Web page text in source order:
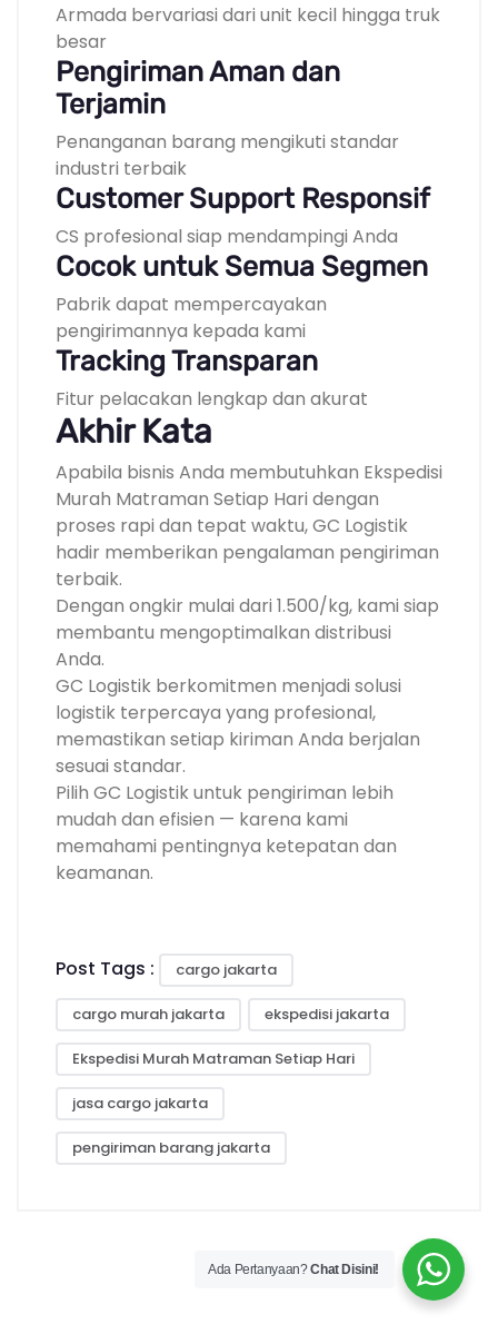
Armada bervariasi dari unit kecil hingga truk
besar
Pengiriman Aman dan
Terjamin
Penanganan barang mengikuti standar
industri terbaik
Customer Support Responsif
CS profesional siap mendampingi Anda
Cocok untuk Semua Segmen
Pabrik dapat mempercayakan
pengirimannya kepada kami
Tracking Transparan
Fitur pelacakan lengkap dan akurat
Akhir Kata
Apabila bisnis Anda membutuhkan Ekspedisi
Murah Matraman Setiap Hari dengan
proses rapi dan tepat waktu, GC Logistik
hadir memberikan pengalaman pengiriman
terbaik.
Dengan ongkir mulai dari 1.500/kg, kami siap
membantu mengoptimalkan distribusi
Anda.
GC Logistik berkomitmen menjadi solusi
logistik terpercaya yang profesional,
memastikan setiap kiriman Anda berjalan
sesuai standar.
Pilih GC Logistik untuk pengiriman lebih
mudah dan efisien — karena kami
memahami pentingnya ketepatan dan
keamanan.
Post Tags : cargo jakarta
cargo murah jakarta ekspedisi jakarta
Ekspedisi Murah Matraman Setiap Hari
jasa cargo jakarta
pengiriman barang jakarta
Ada Pertanyaan?Chat Disini!